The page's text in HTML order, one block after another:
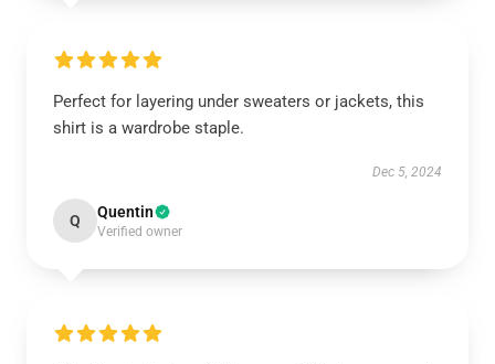
Perfect for layering under sweaters or jackets, this
shirt is a wardrobe staple.
Dec 5, 2024
Q Quentin
Verified owner